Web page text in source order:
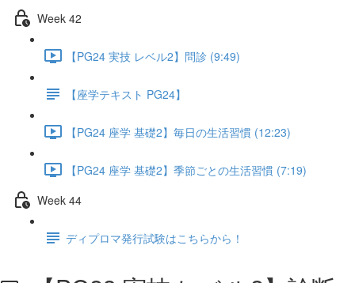
Week 42
【PG24 実技 レベル2】問診 (9:49)
【座学テキスト PG24】
【PG24 座学 基礎2】毎日の生活習慣 (12:23)
【PG24 座学 基礎2】季節ごとの生活習慣 (7:19)
Week 44
ディプロマ発行試験はこちらから！